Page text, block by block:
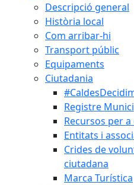
Descripció general
Història local
Com arribar-hi
Transport públic
Equipaments
Ciutadania
Registre
Recursos per
Entitats i
Crides de
ciutadana
Marca Turística